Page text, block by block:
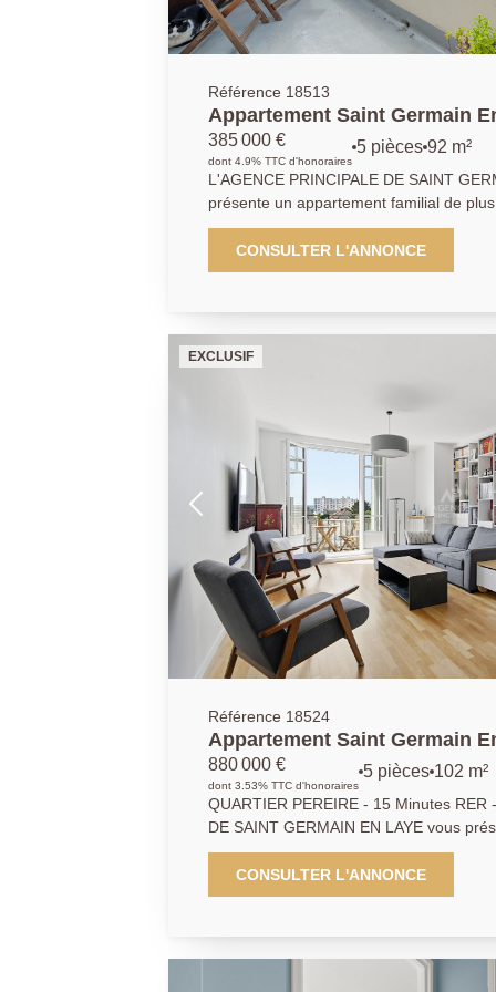
Référence 18513
Appartement Saint Germain
91.79 m2
385 000 €
dont 4.9% TTC d'honoraires
5 pièces 92 m²
L'AGENCE PRINCIPALE DE SAINT
présente un appartement familial de
chambres. Situé à 5 minutes du lycée
l'établissement scolaire des Hauts
commerces et du Tram à quelques pas.
votre famille à Saint Germain en laye en
parking en sous sol.
CONSULTER L'ANNONCE
EXCLUSIF
Référence 18524
Appartement Saint Germain
m2
880 000 €
dont 3.53% TTC d'honoraires
5 pièces 102 m²
QUARTIER PEREIRE - 15 Minutes RER
DE SAINT GERMAIN EN LAYE vous
pièces, 3 chambres situé au 3ème et
immeuble des années1930. Vous
plus de 40 m2 avec une triple exposition
communes de l'immeuble ont
CONSULTER L'ANNONCE